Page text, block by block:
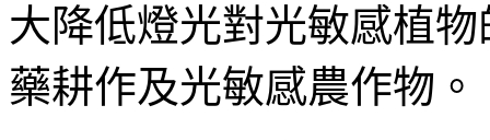
大降低燈光對光敏感植
藥耕作及光敏感農作物。